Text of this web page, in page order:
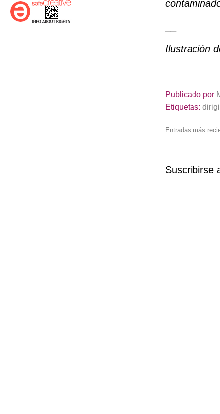
Ilustración
Publicado por
Etiquetas:
Entradas más
Suscribirse